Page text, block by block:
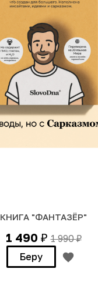
КНИГА "ФАНТАЗЁР"
1 490 ₽ 1 990₽
Беру